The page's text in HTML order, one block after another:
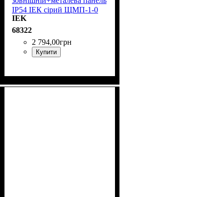
IP54 ІЕК сірий ЩМП-1-0
74 У2 YKM40-01-54
IEK
68322
2 794,00грн
Купити